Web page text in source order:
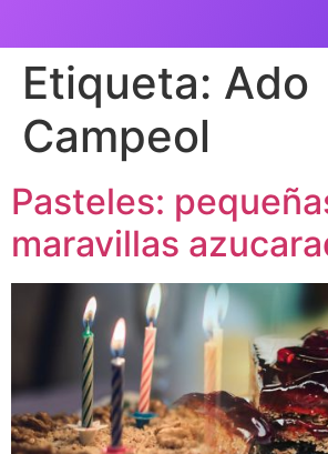
Etiqueta: Ado
Campeol
Pasteles:
maravillas